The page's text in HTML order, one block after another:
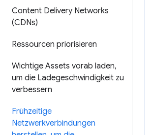
Content Delivery Networks
(CDNs)
Ressourcen priorisieren
Wichtige Assets vorab laden,
um die Ladegeschwindigkeit zu
verbessern
Frühzeitige
Netzwerkverbindungen